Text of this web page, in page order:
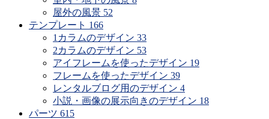
屋外の風景 52
テンプレート 166
1カラムのデザイン 33
2カラムのデザイン 53
アイフレームを使ったデザイン 19
フレームを使ったデザイン 39
レンタルブログ用のデザイン 4
小説・画像の展示向きのデザイン 18
パーツ 615